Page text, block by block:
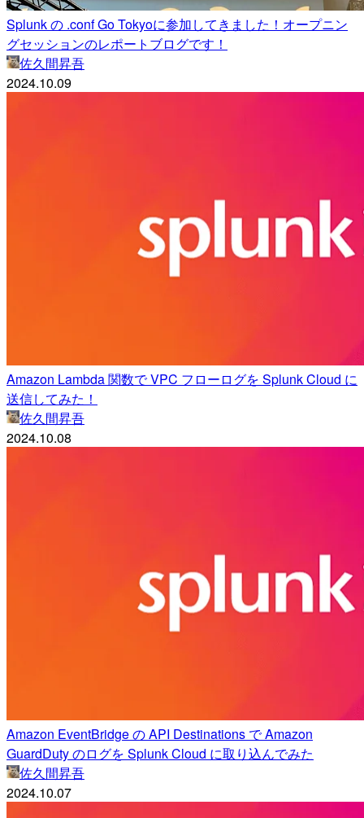
Splunk の .conf Go Tokyoに参加してきました！オープニン
グセッションのレポートブログです！
佐久間昇吾
2024.10.09
Amazon Lambda 関数で VPC フローログを Splunk Cloud に
送信してみた！
佐久間昇吾
2024.10.08
Amazon EventBridge の API Destinations で Amazon
GuardDuty のログを Splunk Cloud に取り込んでみた
佐久間昇吾
2024.10.07